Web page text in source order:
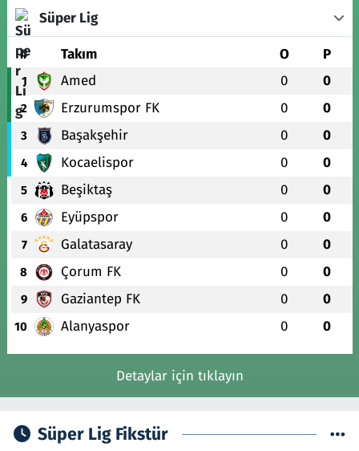
Süper Lig
# Takım O P
1 Amed 0 0
2 Erzurumspor FK 0 0
3 Başakşehir 0 0
4 Kocaelispor 0 0
5 Beşiktaş 0 0
6 Eyüpspor 0 0
7 Galatasaray 0 0
8 Çorum FK 0 0
9 Gaziantep FK 0 0
10 Alanyaspor 0 0
Detaylar için tıklayın
Süper Lig Fikstür